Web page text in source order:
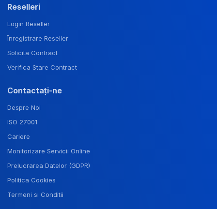
Reselleri
Login Reseller
Înregistrare Reseller
Solicita Contract
Verifica Stare Contract
Contactați-ne
Despre Noi
ISO 27001
Cariere
Monitorizare Servicii Online
Prelucrarea Datelor (GDPR)
Politica Cookies
Termeni si Conditii